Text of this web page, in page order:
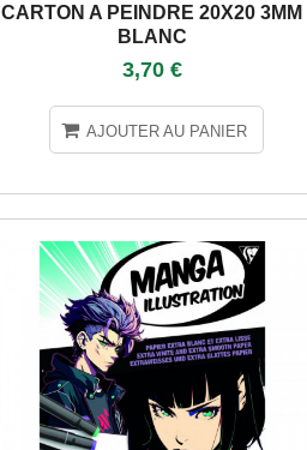
CARTON A PEINDRE 20X20 3MM
BLANC
3,70 €
AJOUTER AU PANIER